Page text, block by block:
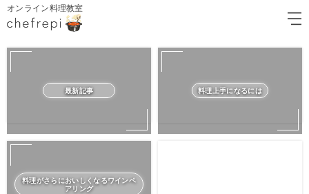
オンライン料理教室
最新記事 料理上手になるには
料理がさらにおいしくなるワインペ
アリング